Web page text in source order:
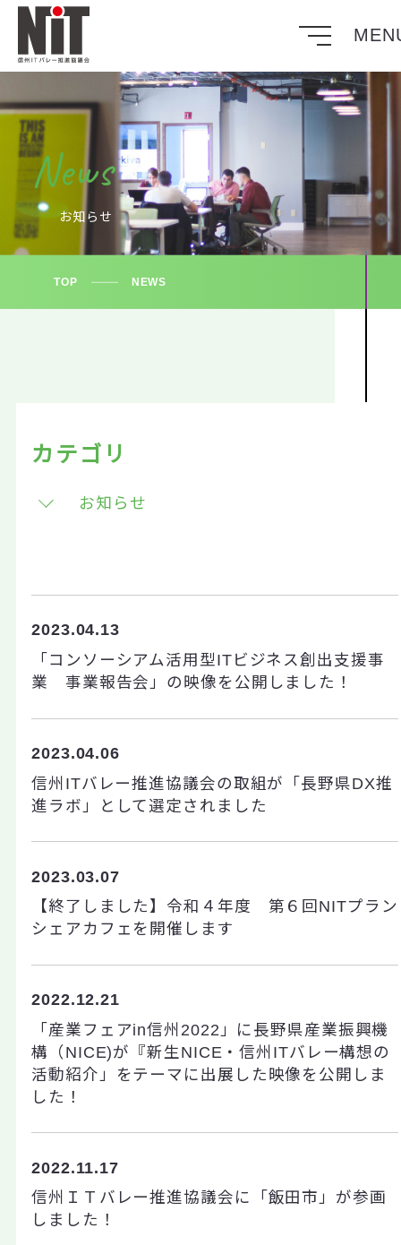
News
TOP NEWS
カテゴリ
2023.04.13
「コンソーシアム活用型ITビジネス創出支援事
業 事業報告会」の映像を公開しました！
2023.04.06
信州ITバレー推進協議会の取組が「長野県DX推
進ラボ」として選定されました
2023.03.07
【終了しました】令和４年度 第６回NITプラン
シェアカフェを開催します
2022.12.21
「産業フェアin信州2022」に長野県産業振興機
構（NICE)が『新生NICE・信州ITバレー構想の
活動紹介」をテーマに出展した映像を公開しま
した！
2022.11.17
信州ＩＴバレー推進協議会に「飯田市」が参画
しました！